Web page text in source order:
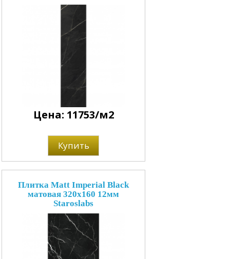
Цена: 11753/м2
Купить
Плитка Matt Imperial Black
матовая 320x160 12мм
Staroslabs